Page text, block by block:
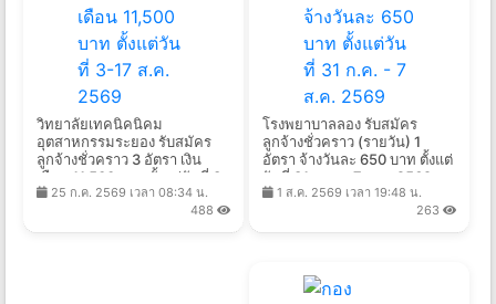
วิทยาลัยเทคนิคนิคม
อุตสาหกรรมระยอง รับสมัคร
ลูกจ้างชั่วคราว 3 อัตรา เงิน
เดือน 11,500 บาท ตั้งแต่วันที่ 3-
17 ส.ค. 2569
25 ก.ค. 2569 เวลา 08:34 น.
488
โรงพยาบาลลอง รับสมัคร
ลูกจ้างชั่วคราว (รายวัน) 1
อัตรา จ้างวันละ 650 บาท ตั้งแต่
วันที่ 31 ก.ค. - 7 ส.ค. 2569
1 ส.ค. 2569 เวลา 19:48 น.
263